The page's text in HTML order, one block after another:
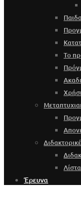
Το
Έρευνα